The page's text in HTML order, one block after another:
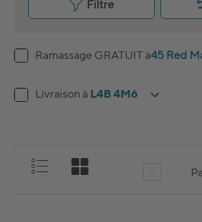
Filtre
Ramassage GRATUIT à45 Red
Livraison à L4B 4M6